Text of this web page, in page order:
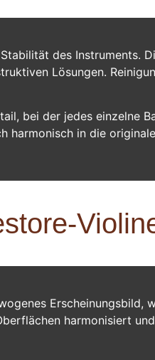
des Instruments.
Lösungen.
bei der jedes einzelne
harmonisch in die
Erscheinungsbild,
harmonisiert